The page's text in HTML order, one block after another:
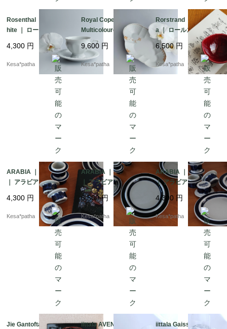
Rosenthal ｜ Maria W
hite ｜ ローゼンター
ル マリアホワイト
カップ ソーサー ヴ
ィンテージ ドイツ
4,300 円
Kesa*patha
Royal Copenhagen ｜
Multicoloured Element
s ｜ ロイヤルコペンハ
ーゲン マルチカラー
エレメンツ チェスナ
ット オーバルディッ
シュ デンマーク
9,600 円
Kesa*patha
Rorstrand ｜Californi
a ｜ ロールストラン
ド カルフォルニア
リーフボウル 北欧
ヴィンテージ スウェ
6,500円
Kesa*patha
ARABIA ｜ Anemone
｜ アラビア アネモ
ネ エッグカップ エ
ッグスタンド 北欧
ヴィンテージ 廃盤
フィンランド
4,300 円
Kesa*patha
ARABIA ｜ Anemone
｜ アラビア アネモ
ネ 25.5cm ディナ
ー プレート 北欧
ヴィンテージ 廃盤
フィンランド
6,500円
Kesa*patha
ARABIA ｜ Anemone
｜ アラビア アネモ
ネ 16cm プレー
ト 北欧 ヴィンテー
ジ 廃盤 フィンラン
4,300 円
Kesa*patha
Jie Gantofta ｜ Flower
iittala AVENA Tapio Wi
iittala Gaissa Tapio Wi